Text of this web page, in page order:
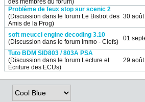
des membres du forum)
Problème de feux stop sur scenic 2
(Discussion dans le forum Le Bistrot des
Amis de la Prog)
30
soft meucci engine decoding 3.10
(Discussion dans le forum Immo - Clefs) 01
Tuto BDM SID803 / 803A PSA
(Discussion dans le forum Lecture et
Écriture des ECUs)
29